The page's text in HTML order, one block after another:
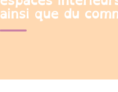
ainsi que du